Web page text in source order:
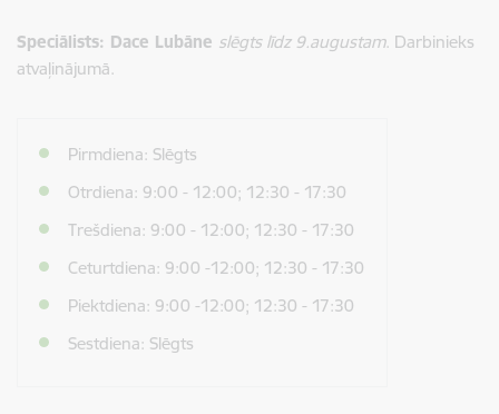
Speciālists: Dace Lubāne slēgts līdz 9.augustam. Darbinieks
atvaļinājumā.
Pirmdiena: Slēgts
Otrdiena: 9:00 - 12:00; 12:30 - 17:30
Trešdiena: 9:00 - 12:00; 12:30 - 17:30
Ceturtdiena: 9:00 -12:00; 12:30 - 17:30
Piektdiena: 9:00 -12:00; 12:30 - 17:30
Sestdiena: Slēgts